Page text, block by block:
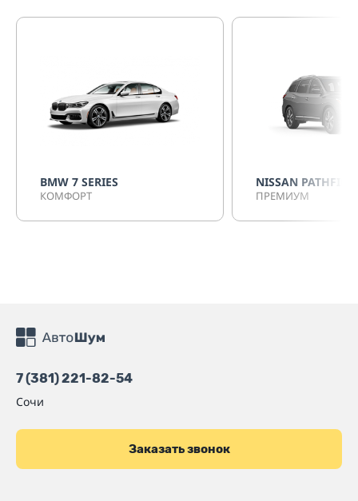
BMW 7 SERIES
КОМФОРТ
NISSAN
ПРЕМИУМ
7 (381) 221-82-54
Сочи
Заказать звонок